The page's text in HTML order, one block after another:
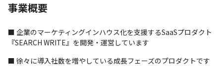
事業概要
■ 企業のマーケティングインハウス化を支援するSaaSプロダクト
『SEARCH WRITE』を開発・運営しています
■ 徐々に導入社数を増やしている成長フェーズのプロダクトです